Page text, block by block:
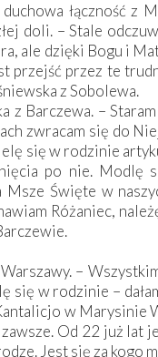
łączność z
doli. – Stale
ale dzięki Bogu i
przejść przez te
z Sobolewa.
z Barczewa. –
zwracam się do
się w rodzinie
po nie. Modlę
Święte w
Różaniec,
–
w rodzinie –
w Marysinie
Od 22 już lat
Jest się za kogo